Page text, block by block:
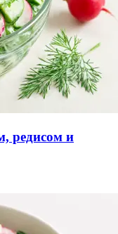
редисом и